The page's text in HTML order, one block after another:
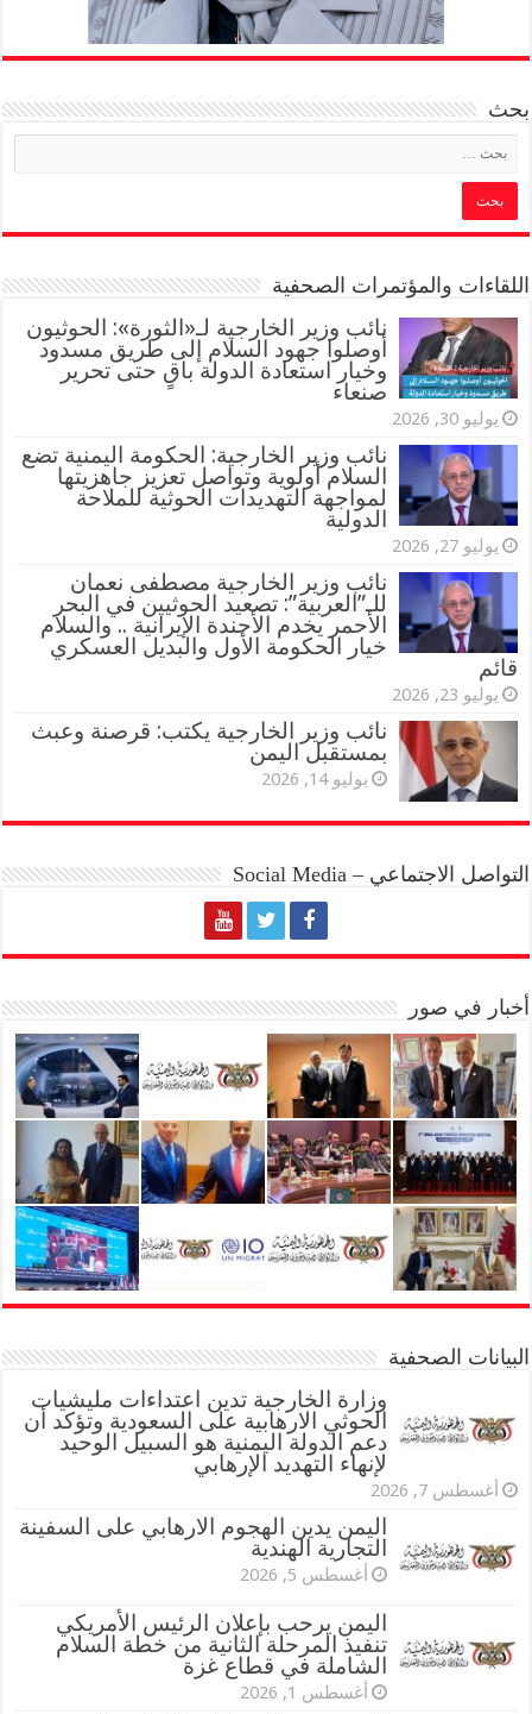
بحث
اللقاءات والمؤتمرات الصحفية
‏نائب وزير الخارجية لـ«الثورة»: الحوثيون
أوصلوا جهود السلام إلى طريق مسدود
وخيار استعادة الدولة باقٍ حتى تحرير
صنعاء
يوليو 30, 2026
نائب وزير الخارجية: الحكومة اليمنية تضع
السلام أولوية وتواصل تعزيز جاهزيتها
لمواجهة التهديدات الحوثية للملاحة
الدولية
يوليو 27, 2026
نائب وزير الخارجية مصطفى نعمان
للـ”العربية”: تصعيد الحوثيين في البحر
الأحمر يخدم الأجندة الإيرانية .. والسلام
خيار الحكومة الأول والبديل العسكري
قائم
يوليو 23, 2026
نائب وزير الخارجية يكتب: قرصنة وعبث
بمستقبل اليمن
يوليو 14, 2026
التواصل الاجتماعي – Social Media
أخبار في صور
البيانات الصحفية
وزارة الخارجية تدين اعتداءات مليشيات
الحوثي الارهابية على السعودية وتؤكد أن
دعم الدولة اليمنية هو السبيل الوحيد
لإنهاء التهديد الإرهابي
أغسطس 7, 2026
اليمن يدين الهجوم الارهابي على السفينة
التجارية الهندية
أغسطس 5, 2026
اليمن يرحب بإعلان الرئيس الأمريكي
تنفيذ المرحلة الثانية من خطة السلام
الشاملة في قطاع غزة
أغسطس 1, 2026